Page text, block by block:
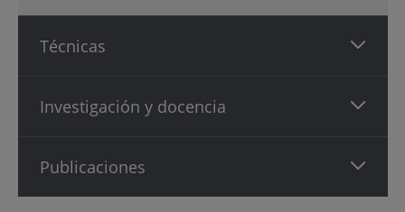
Técnicas
Investigación y docencia
Publicaciones